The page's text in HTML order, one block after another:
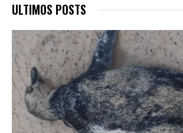
ULTIMOS POSTS